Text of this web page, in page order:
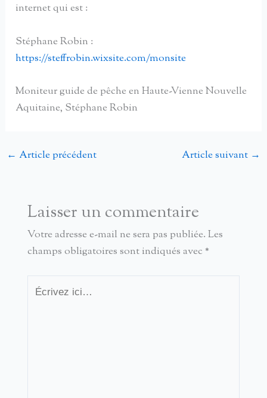
internet qui est :
Stéphane Robin :
https://steffrobin.wixsite.com/monsite
Moniteur guide de pêche en Haute-Vienne Nouvelle
Aquitaine, Stéphane Robin
← Article précédent Article suivant →
Laisser un commentaire
Votre adresse e-mail ne sera pas publiée. Les
champs obligatoires sont indiqués avec *
Écrivez
ici…